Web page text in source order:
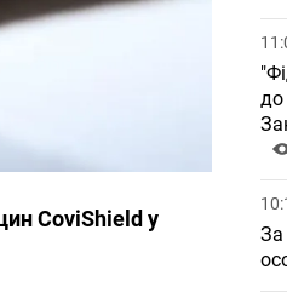
CoviShield у
до
За